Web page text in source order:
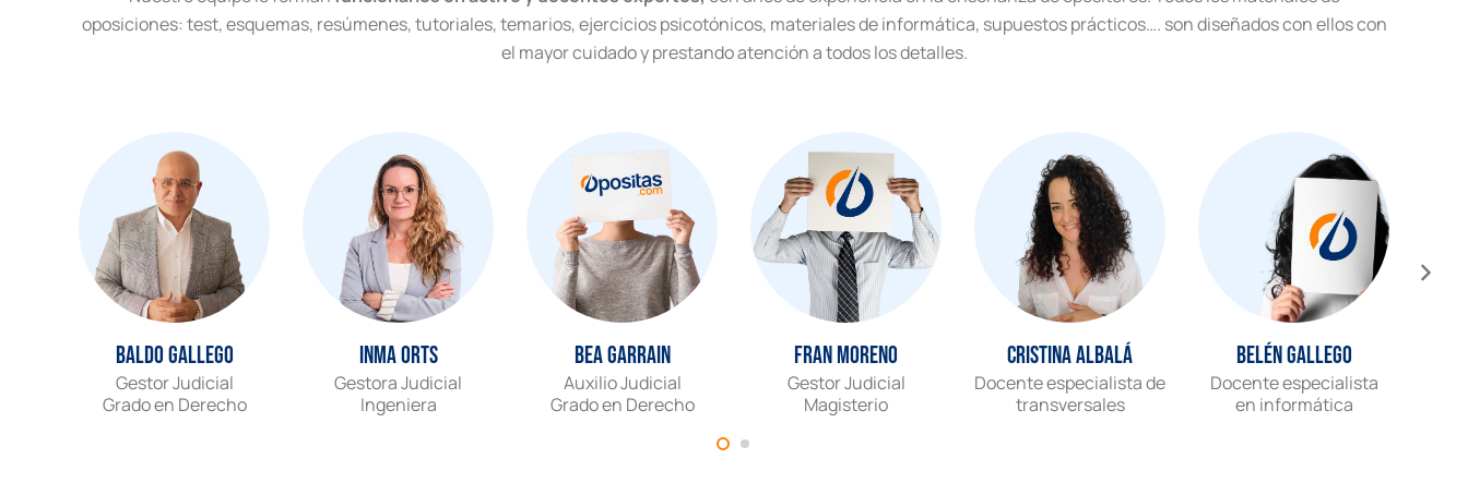
oposiciones: test, esquemas, resúmenes, tutoriales, temarios, ejercicios psicotónicos, materiales de informática, supuestos prácticos…. son diseñados con ellos con
el mayor cuidado y prestando atención a todos los detalles.
Baldo Gallego
Gestor Judicial
Grado en Derecho
Inma Orts
Gestora Judicial
Ingeniera
Bea Garrain
Auxilio Judicial
Grado en Derecho
Fran Moreno
Gestor Judicial
Magisterio
Cristina Albalá
Docente especialista de
transversales
Belén Gallego
Docente especialista
en informática